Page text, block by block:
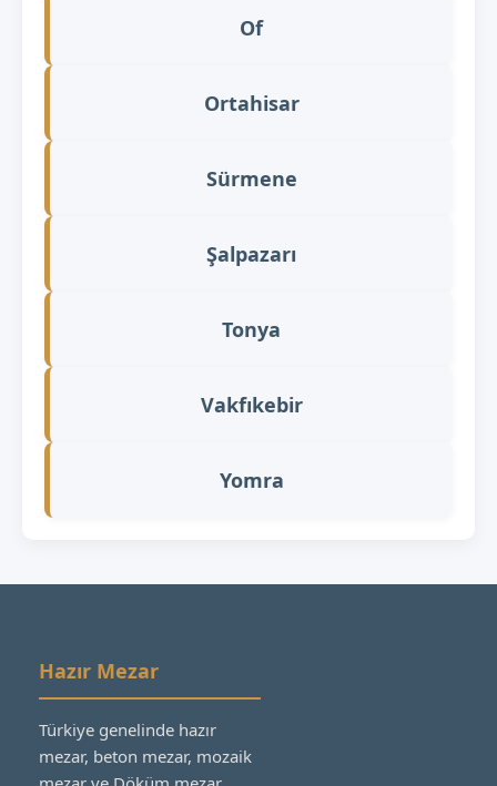
Of
Ortahisar
Sürmene
Şalpazarı
Tonya
Vakfıkebir
Yomra
Hazır Mezar
Türkiye genelinde hazır
mezar, beton mezar, mozaik